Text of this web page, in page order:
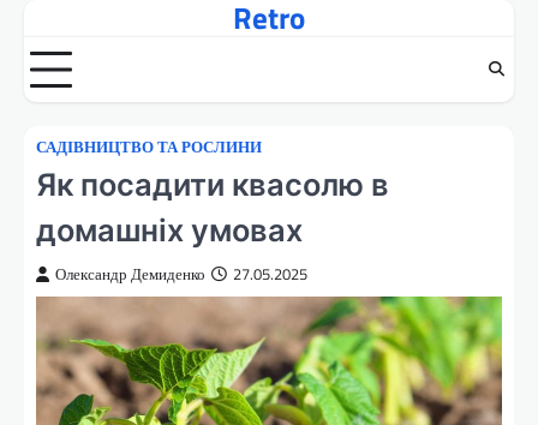
вмісту
Retro
САДІВНИЦТВО ТА РОСЛИНИ
Як посадити квасолю в
домашніх умовах
Олександр Демиденко 27.05.2025